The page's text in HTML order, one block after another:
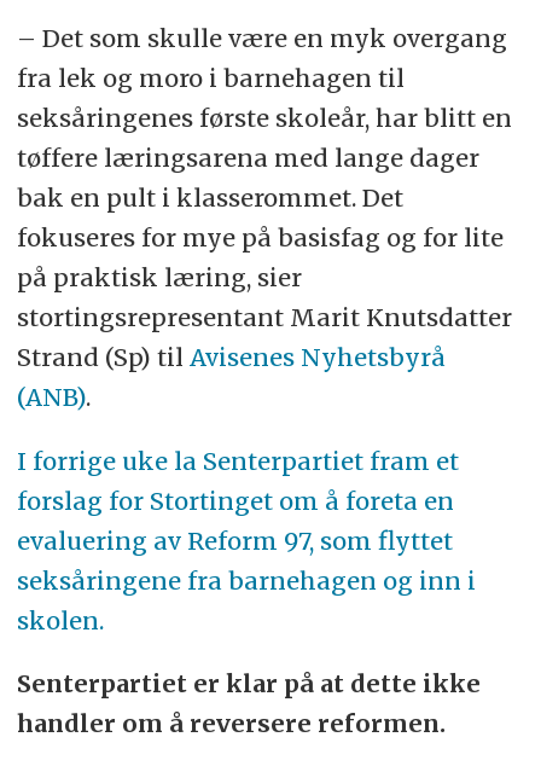
– Det som skulle være en myk overgang
fra lek og moro i barnehagen til
seksåringenes første skoleår, har blitt en
tøffere læringsarena med lange dager
bak en pult i klasserommet. Det
fokuseres for mye på basisfag og for lite
på praktisk læring, sier
stortingsrepresentant Marit Knutsdatter
Strand (Sp) til Avisenes Nyhetsbyrå
(ANB).
I forrige uke la Senterpartiet fram et
forslag for Stortinget om å foreta en
evaluering av Reform 97, som flyttet
seksåringene fra barnehagen og inn i
skolen.
Senterpartiet er klar på at dette ikke
handler om å reversere reformen.